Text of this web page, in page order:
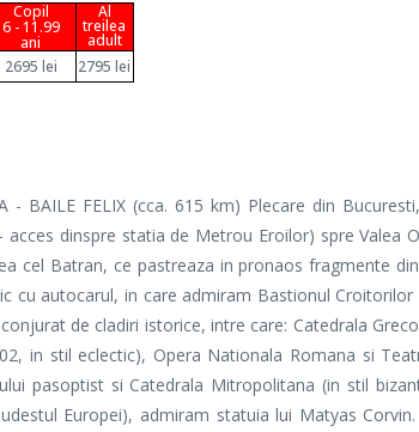
Copil
6 - 11.99
ani
Al
treilea
adult
2695 lei 2795 lei
- BAILE FELIX (cca. 615 km) Plecare din
dinspre statia de Metrou Eroilor) spre Valea
cel Batran, ce pastreaza in pronaos fragmente
cu autocarul, in care admiram Bastionul
de cladiri istorice, intre care: Catedrala
in stil eclectic), Opera Nationala Romana si
pasoptist si Catedrala Mitropolitana (in stil
Europei), admiram statuia lui Matyas